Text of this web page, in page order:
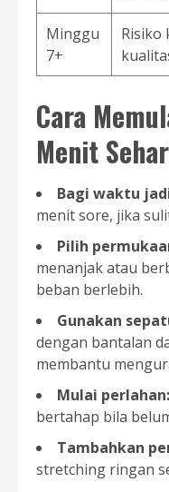
Minggu
7+
Risiko
Cara
Menit
Bagi waktu
menit sore, jika
Pilih
menanjak atau
beban berlebih.
Gunakan
dengan bantalan
membantu
Mulai perlahan:
bertahap bila
Tambahkan
stretching ringan